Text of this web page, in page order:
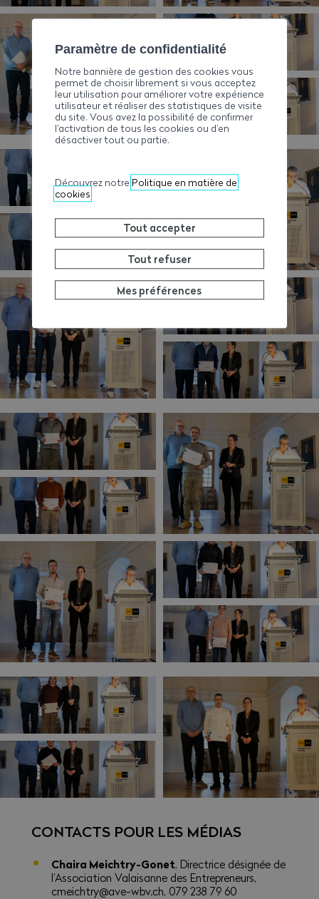
CONTACTS POUR LES MÉDIAS
Chaira Meichtry-Gonet, Directrice désignée de
l’Association Valaisanne des Entrepreneurs,
cmeichtry@ave-wbv.ch, 079 238 79 60
Paramètre de confidentialité
Notre bannière de gestion des cookies vous
permet de choisir librement si vous acceptez
leur utilisation pour améliorer votre expérience
utilisateur et réaliser des statistiques de visite
du site. Vous avez la possibilité de confirmer
l’activation de tous les cookies ou d’en
désactiver tout ou partie.
Découvrez notre Politique en matière de
cookies
Tout accepter
Tout refuser
Mes préférences